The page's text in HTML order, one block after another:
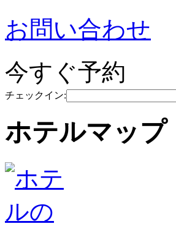
お問い合わせ
今すぐ予約
チェックイン:
ホテルマップ